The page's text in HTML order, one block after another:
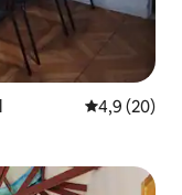
Gemiddelde
4,9 (20)